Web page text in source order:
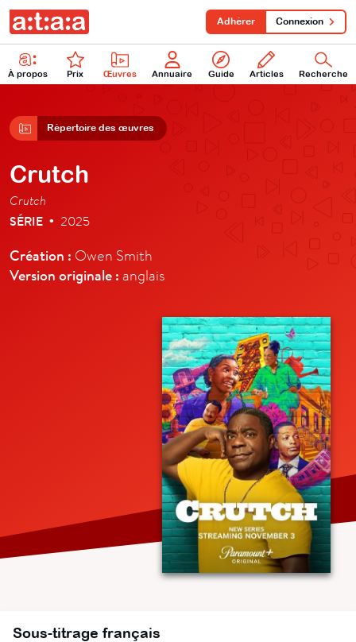
À propos Prix Œuvres Annuaire Guide Articles Recherche
Adhérer Connexion
Répertoire des œuvres
Crutch
Crutch
SÉRIE • 2025
Création : Owen Smith
Version originale : anglais
Sous-titrage français